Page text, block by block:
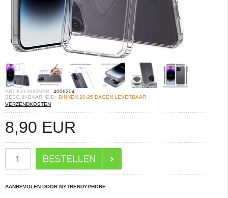
ARTIKELNUMMER: 4006204
BESCHIKBAARHEID: BINNEN 20-25 DAGEN LEVERBAAR
VERZENDKOSTEN
8,90 EUR
AANBEVOLEN DOOR MYTRENDYPHONE